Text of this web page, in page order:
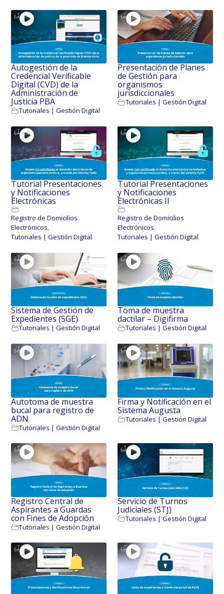
Autogestión de la
Credencial Verificable
Digital (CVD) de la
Administración de
Justicia PBA
Tutoriales | Gestión Digital
Presentación de Planes
de Gestión para
organismos
jurisdiccionales
Tutoriales | Gestión Digital
Tutorial Presentaciones
y Notificaciones
Electrónicas
Registro de Domicilios
Electrónicos,
Tutoriales | Gestión Digital
Tutorial Presentaciones
y Notificaciones
Electrónicas II
Registro de Domicilios
Electrónicos,
Tutoriales | Gestión Digital
Sistema de Gestión de
Expedientes (SGE)
Tutoriales | Gestión Digital
Toma de muestra
dactilar – Digifirma
Tutoriales | Gestión Digital
Autotoma de muestra
bucal para registro de
ADN
Tutoriales | Gestión Digital
Firma y Notificación en el
Sistema Augusta
Tutoriales | Gestión Digital
Registro Central de
Aspirantes a Guardas
con Fines de Adopción
Tutoriales | Gestión Digital
Servicio de Turnos
Judiciales (STJ)
Tutoriales | Gestión Digital